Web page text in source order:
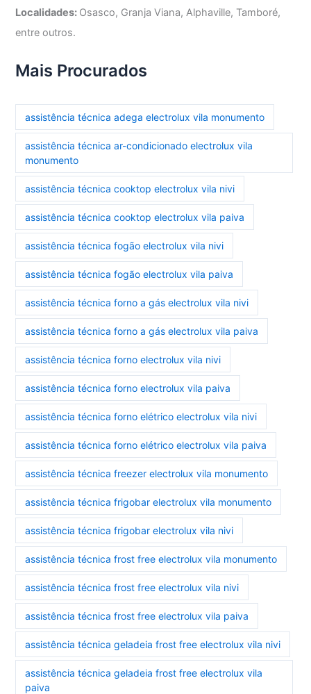
Localidades: Osasco, Granja Viana, Alphaville, Tamboré,
entre outros.
Mais Procurados
assistência técnica adega electrolux vila monumento
assistência técnica ar-condicionado electrolux vila
monumento
assistência técnica cooktop electrolux vila nivi
assistência técnica cooktop electrolux vila paiva
assistência técnica fogão electrolux vila nivi
assistência técnica fogão electrolux vila paiva
assistência técnica forno a gás electrolux vila nivi
assistência técnica forno a gás electrolux vila paiva
assistência técnica forno electrolux vila nivi
assistência técnica forno electrolux vila paiva
assistência técnica forno elétrico electrolux vila nivi
assistência técnica forno elétrico electrolux vila paiva
assistência técnica freezer electrolux vila monumento
assistência técnica frigobar electrolux vila monumento
assistência técnica frigobar electrolux vila nivi
assistência técnica frost free electrolux vila monumento
assistência técnica frost free electrolux vila nivi
assistência técnica frost free electrolux vila paiva
assistência técnica geladeia frost free electrolux vila nivi
assistência técnica geladeia frost free electrolux vila
paiva